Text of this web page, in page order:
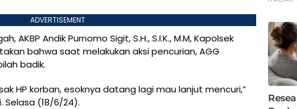
ADVERTISEMENT
AKBP Andik Purnomo Sigit, S.H., S.I.K., M.M, Kapolsek
bahwa saat melakukan aksi pencurian, AGG
badik.
HP korban, esoknya datang lagi mau lanjut mencuri,”
Selasa (18/6/24).